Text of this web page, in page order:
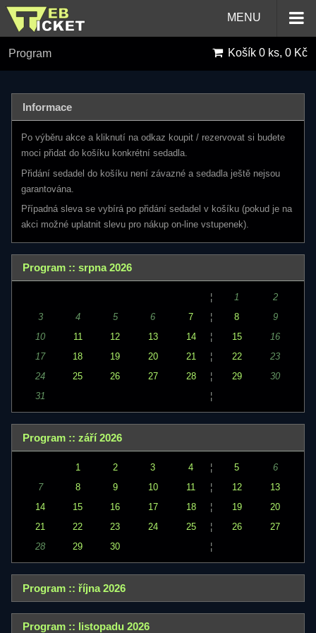
MENU
Program Košík 0 ks, 0 Kč
Informace
Po výběru akce a kliknutí na odkaz koupit / rezervovat si budete
moci přidat do košíku konkrétní sedadla.
Přidání sedadel do košíku není závazné a sedadla ještě nejsou
garantována.
Případná sleva se vybírá po přidání sedadel v košíku (pokud je na
akci možné uplatnit slevu pro nákup on-line vstupenek).
Program :: srpna 2026
¦ 1
2
3
4 5 6 7 ¦ 8
9
10
11 12 13 14 ¦ 15
16
17
18 19 20 21 ¦ 22
23
24
25 26 27 28 ¦ 29
30
31
¦
Program :: září 2026
1 2 3 4 ¦ 5
6
7
8 9 10 11 ¦ 12
13
14
15 16 17 18 ¦ 19
20
21
22 23 24 25 ¦ 26
27
28
29 30 ¦
Program :: října 2026
Program :: listopadu 2026